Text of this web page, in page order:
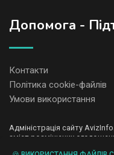
Допомога -
Контакти
Політика cookie-файлів
Умови використання
Адміністрація сайту
зміст розміщених оголошень.